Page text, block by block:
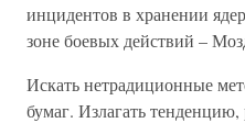
инцидентов в хранении
зоне боевых действий –
Искать нетрадиционные
бумаг. Излагать